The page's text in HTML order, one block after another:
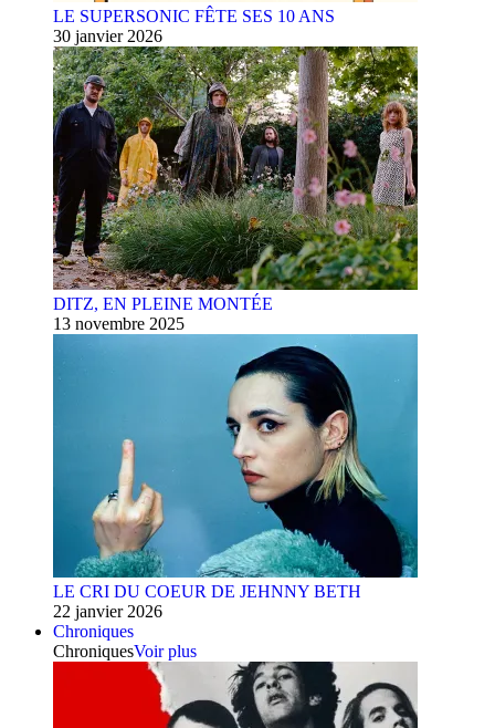
LE SUPERSONIC FÊTE SES 10 ANS
30 janvier 2026
DITZ, EN PLEINE MONTÉE
13 novembre 2025
LE CRI DU COEUR DE JEHNNY BETH
22 janvier 2026
Chroniques
ChroniquesVoir plus